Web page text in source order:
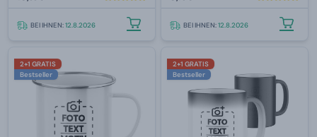
BEI IHNEN:12.8.2026 BEI IHNEN:12.8.2026
2+1 GRATIS
Bestseller
2+1 GRATIS
Bestseller